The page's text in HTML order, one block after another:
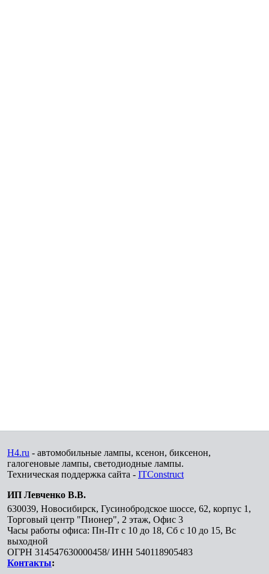
H4.ru - автомобильные лампы, ксенон, биксенон,
галогеновые лампы, светодиодные лампы.
Техническая поддержка сайта - ITConstruct
ИП Левченко В.В.
630039, Новосибирск, Гусинобродское шоссе, 62, корпус 1,
Торговый центр "Пионер", 2 этаж, Офис 3
Часы работы офиса: Пн-Пт с 10 до 18, Сб с 10 до 15, Вс
выходной
ОГРН 314547630000458/ ИНН 540118905483
Контакты: